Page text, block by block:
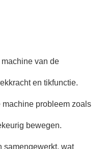
van de
en tikfunctie.
probleem zoals
bewegen.
samengewerkt, wat